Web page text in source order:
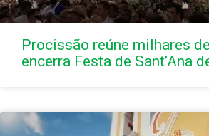
Procissão reúne milhares
encerra Festa de Sant’Ana